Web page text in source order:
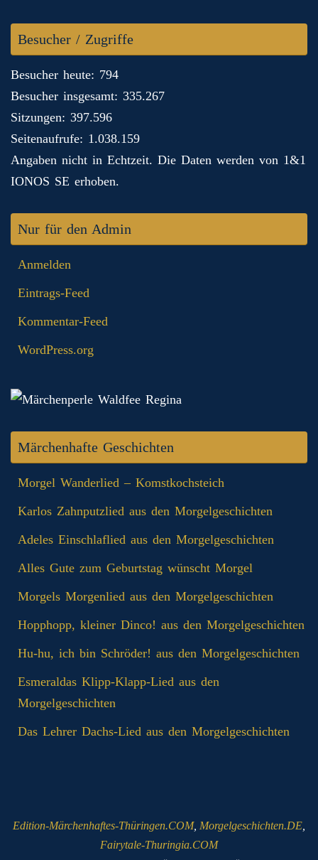
Besucher / Zugriffe
Besucher heute: 794
Besucher insgesamt: 335.267
Sitzungen: 397.596
Seitenaufrufe: 1.038.159
Angaben nicht in Echtzeit. Die Daten werden von 1&1
IONOS SE erhoben.
Nur für den Admin
Anmelden
Eintrags-Feed
Kommentar-Feed
WordPress.org
Märchenhafte Geschichten
Morgel Wanderlied – Komstkochsteich
Karlos Zahnputzlied aus den Morgelgeschichten
Adeles Einschlaflied aus den Morgelgeschichten
Alles Gute zum Geburtstag wünscht Morgel
Morgels Morgenlied aus den Morgelgeschichten
Hopphopp, kleiner Dinco! aus den Morgelgeschichten
Hu-hu, ich bin Schröder! aus den Morgelgeschichten
Esmeraldas Klipp‑Klapp‑Lied aus den
Morgelgeschichten
Das Lehrer Dachs-Lied aus den Morgelgeschichten
Edition-Märchenhaftes-Thüringen.COM, Morgelgeschichten.DE,
Fairytale-Thuringia.COM